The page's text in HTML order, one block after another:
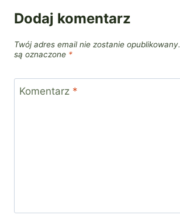
Dodaj komentarz
Twój adres email nie zostanie opublikowany.
są oznaczone *
Komentarz *